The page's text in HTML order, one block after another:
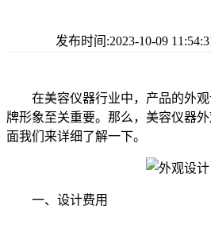
发布时间:2023-10-09
在美容仪器行业中，产品的外观
牌形象至关重要。那么，美容仪器
面我们来详细了解一下。
一、设计费用